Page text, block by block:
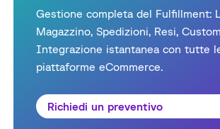
Gestione completa del Fulfillment:
Magazzino, Spedizioni, Resi,
Integrazione istantanea con tutte
piattaforme eCommerce.
Richiedi un preventivo